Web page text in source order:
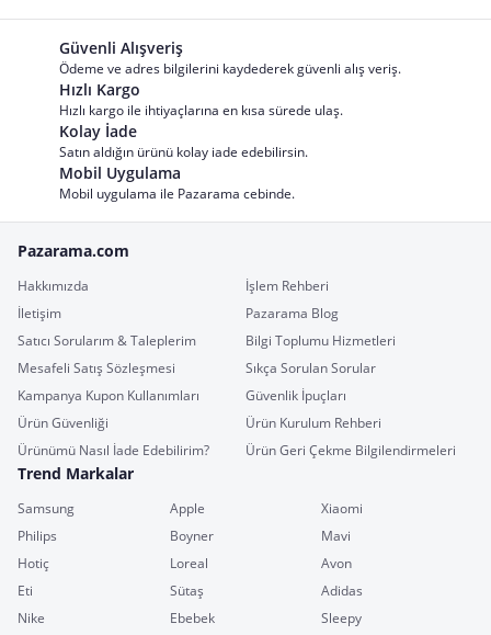
Güvenli Alışveriş
Ödeme ve adres bilgilerini kaydederek güvenli alış veriş.
Hızlı Kargo
Hızlı kargo ile ihtiyaçlarına en kısa sürede ulaş.
Kolay İade
Satın aldığın ürünü kolay iade edebilirsin.
Mobil Uygulama
Mobil uygulama ile Pazarama cebinde.
Pazarama.com
Hakkımızda
İşlem Rehberi
İletişim
Pazarama Blog
Satıcı Sorularım & Taleplerim
Bilgi Toplumu Hizmetleri
Mesafeli Satış Sözleşmesi
Sıkça Sorulan Sorular
Kampanya Kupon Kullanımları
Güvenlik İpuçları
Ürün Güvenliği
Ürün Kurulum Rehberi
Ürünümü Nasıl İade Edebilirim?
Ürün Geri Çekme Bilgilendirmeleri
Trend Markalar
Samsung Apple
Xiaomi
Philips
Boyner
Mavi
Hotiç
Loreal
Avon
Eti
Sütaş
Adidas
Nike
Ebebek
Sleepy